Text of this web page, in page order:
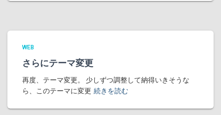
WEB
さらにテーマ変更
再度、テーマ変更。 少しずつ調整して納得いきそうな
ら、このテーマに変更 続きを読む